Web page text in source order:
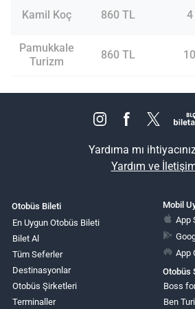
Kamil Koç 860 TL 4
Pamukkale
Turizm
860 TL 10
Yardıma mı
Yardım ve
Otobüs Bileti
En Uygun Otobüs Bileti
Bilet Al
Tüm Seferler
Destinasyonlar
Otobüs Şirketleri
Terminaller
Mobil
App
App
Otobüs
Boss
Ben